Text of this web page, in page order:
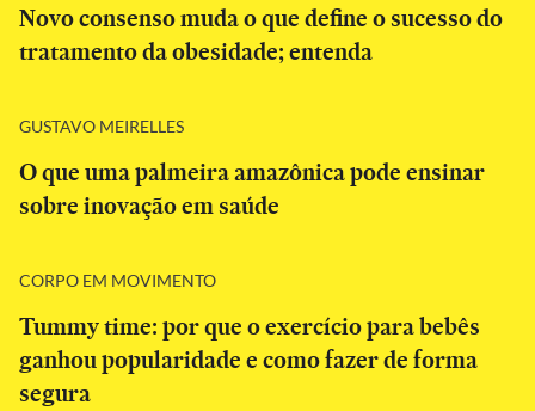
Novo consenso muda o que define o sucesso do
tratamento da obesidade; entenda
GUSTAVO MEIRELLES
O que uma palmeira amazônica pode ensinar
sobre inovação em saúde
CORPO EM MOVIMENTO
Tummy time: por que o exercício para bebês
ganhou popularidade e como fazer de forma
segura